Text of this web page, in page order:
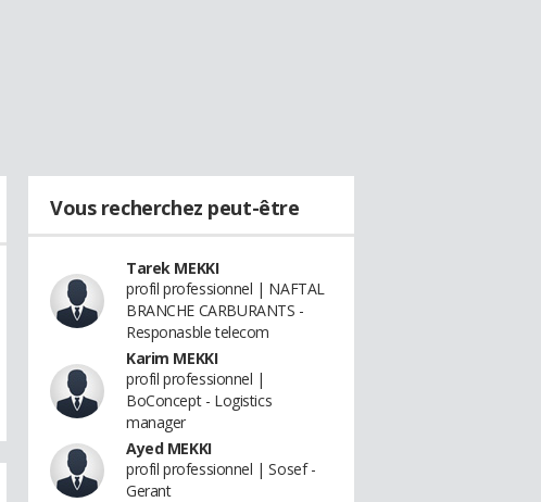
Vous recherchez peut-être
Tarek MEKKI
profil professionnel | NAFTAL
BRANCHE CARBURANTS -
Responasble telecom
Karim MEKKI
profil professionnel |
BoConcept - Logistics
manager
Ayed MEKKI
profil professionnel | Sosef -
Gerant